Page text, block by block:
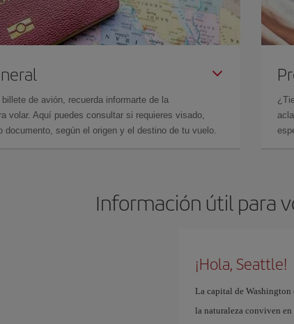
de avión, recuerda informarte de la
volar. Aquí puedes consultar si requieres visado,
documento, según el origen y el destino de tu vuelo.
Información útil para
¡Hola, Seattle!
La capital de Washington
la naturaleza conviven